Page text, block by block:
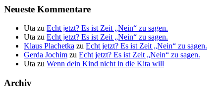
Neueste Kommentare
Uta zu Echt jetzt? Es ist Zeit „Nein“ zu sagen.
Uta zu Echt jetzt? Es ist Zeit „Nein“ zu sagen.
Klaus Plachetka zu Echt jetzt? Es ist Zeit „Nein“ zu sagen.
Gerda Jochim zu Echt jetzt? Es ist Zeit „Nein“ zu sagen.
Uta zu Wenn dein Kind nicht in die Kita will
Archiv